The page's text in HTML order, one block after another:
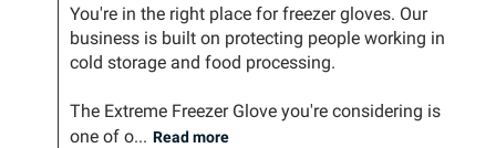
You're in the right place for freezer gloves. Our
business is built on protecting people working in
cold storage and food processing.
The Extreme Freezer Glove you're considering is
one of o... Read more